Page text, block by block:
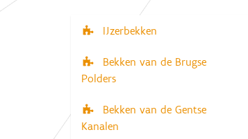
N
a
v
g
IJzerbekken
Bekken van de Brugse
Polders
Bekken van de Gentse
Kanalen